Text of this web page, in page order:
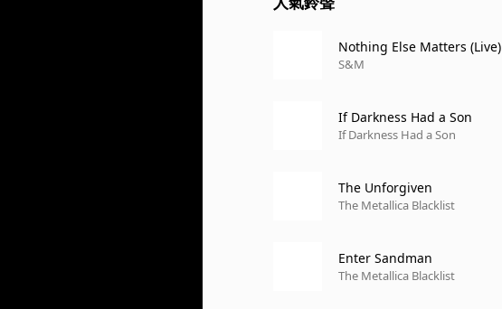
Nothing Else Matters (Live)
S&M
If Darkness Had a Son
If Darkness Had a Son
The Unforgiven
The Metallica Blacklist
Enter Sandman
The Metallica Blacklist